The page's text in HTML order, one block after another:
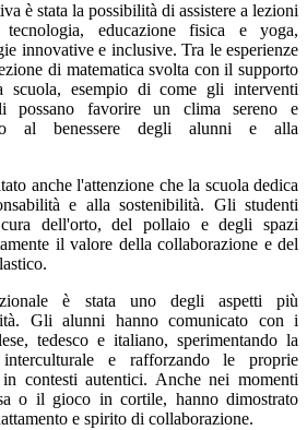
è stata la possibilità di assistere a lezioni
educazione fisica e yoga,
innovative e inclusive. Tra le esperienze
di matematica svolta con il supporto
esempio di come gli interventi
possano favorire un clima sereno e
al benessere degli alunni e alla
anche l'attenzione che la scuola dedica
e alla sostenibilità. Gli studenti
dell'orto, del pollaio e degli spazi
il valore della collaborazione e del
è stata uno degli aspetti più
Gli alunni hanno comunicato con i
tedesco e italiano, sperimentando la
e rafforzando le proprie
contesti autentici. Anche nei momenti
o il gioco in cortile, hanno dimostrato
e spirito di collaborazione.